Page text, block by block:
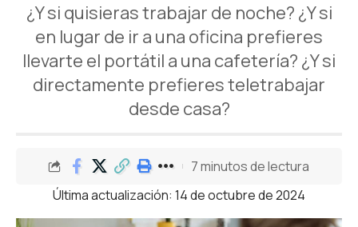
¿Y si quisieras trabajar de noche? ¿Y si
en lugar de ir a una oficina prefieres
llevarte el portátil a una cafetería? ¿Y si
directamente prefieres teletrabajar
desde casa?
Última actualización: 14 de octubre de 2024
7 minutos de lectura